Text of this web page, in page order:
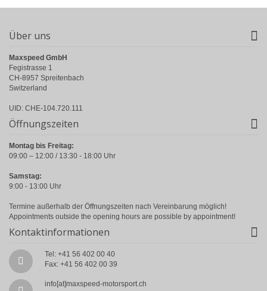
Über uns
Maxspeed GmbH
Fegistrasse 1
CH-8957 Spreitenbach
Switzerland
UID: CHE-104.720.111
Öffnungszeiten
Montag bis Freitag:
09:00 – 12:00 / 13:30 - 18:00 Uhr
Samstag:
9:00 - 13:00 Uhr
Termine außerhalb der Öffnungszeiten nach Vereinbarung möglich!
Appointments outside the opening hours are possible by appointment!
Kontaktinformationen
Tel: +41 56 402 00 40
Fax: +41 56 402 00 39
info[at]maxspeed-motorsport.ch